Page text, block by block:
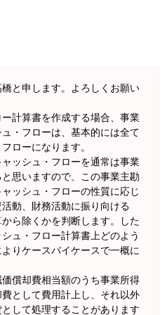
と申します。よろしくお願い
計算書を作成する場合、事業
・フローは、基本的には全て
ローになります。
ッシュ・フローを通常は事業
思いますので、この事業主勘
ッシュ・フローの性質に応じ
動、財務活動に振り向ける
ら除くかを判断します。した
ュ・フロー計算書上どのよう
りケースバイケースで一概に
償却費相当額のうち事業所得
として費用計上し、それ以外
して処理することがあります